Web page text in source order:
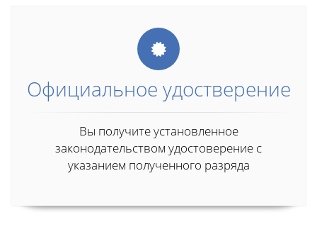
Официальное удостверение
Вы получите установленное
законодательством удостоверение с
указанием полученного разряда